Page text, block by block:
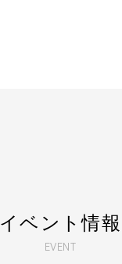
イベント情報
EVENT